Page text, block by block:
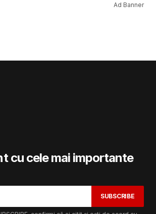
Ad Banner
cu cele mai importante
SUBSCRIBE